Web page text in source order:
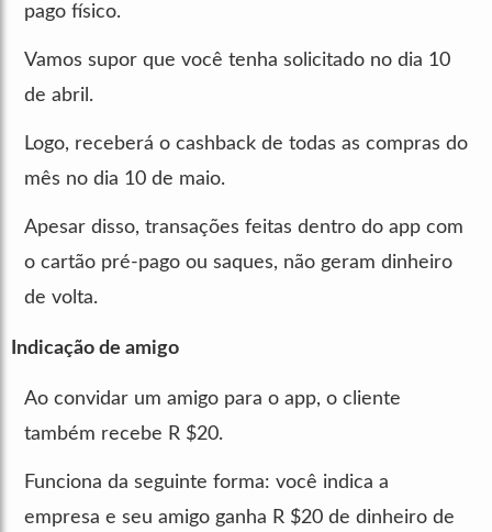
pago físico.
Vamos supor que você tenha solicitado no dia 10
de abril.
Logo, receberá o cashback de todas as compras do
mês no dia 10 de maio.
Apesar disso, transações feitas dentro do app com
o cartão pré-pago ou saques, não geram dinheiro
de volta.
Indicação de amigo
Ao convidar um amigo para o app, o cliente
também recebe R $20.
Funciona da seguinte forma: você indica a
empresa e seu amigo ganha R $20 de dinheiro de